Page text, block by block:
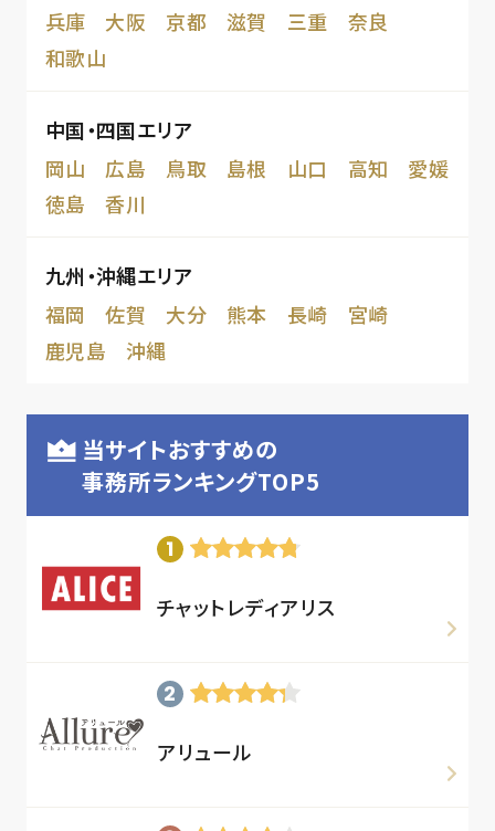
兵庫
大阪 京都 滋賀 三重
奈良
和歌山
中国・四国エリア
岡山
広島 鳥取 島根 山口 高知
愛媛
徳島
香川
九州・沖縄エリア
福岡
佐賀 大分 熊本 長崎
宮崎
鹿児島
沖縄
当サイトおすすめの
事務所ランキングTOP5
チャットレディアリス
アリュール